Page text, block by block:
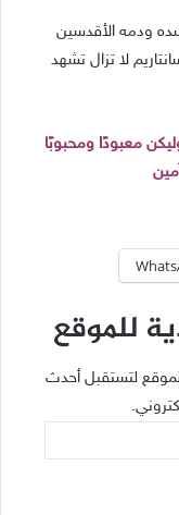
ودمه الأقدسين
لا تزال تشهد
معبودًا ومحبوبًا
للموقع
لتستقبل أحدث